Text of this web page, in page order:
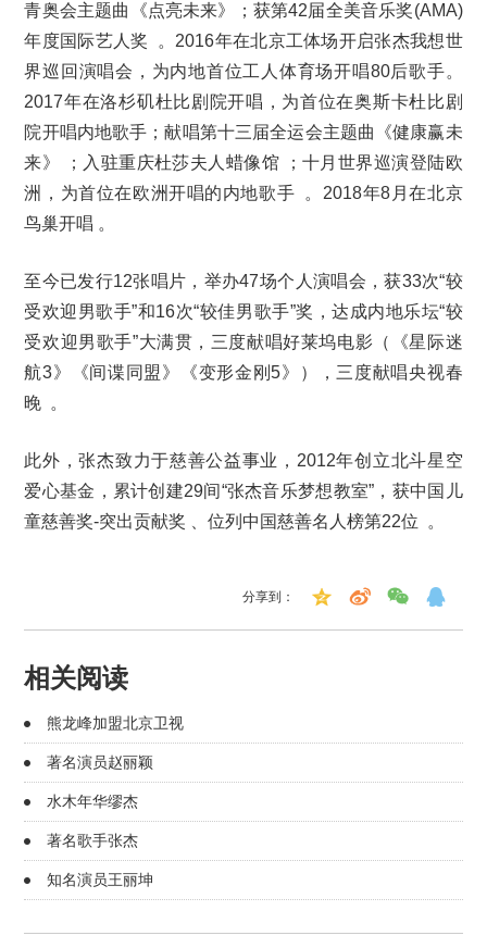
青奥会主题曲《点亮未来》；获第42届全美音乐奖(AMA)
年度国际艺人奖 。2016年在北京工体场开启张杰我想世
界巡回演唱会，为内地首位工人体育场开唱80后歌手。
2017年在洛杉矶杜比剧院开唱，为首位在奥斯卡杜比剧
院开唱内地歌手；献唱第十三届全运会主题曲《健康赢未
来》 ；入驻重庆杜莎夫人蜡像馆 ；十月世界巡演登陆欧
洲，为首位在欧洲开唱的内地歌手 。2018年8月在北京
鸟巢开唱 。
至今已发行12张唱片，举办47场个人演唱会，获33次“较
受欢迎男歌手”和16次“较佳男歌手”奖，达成内地乐坛“较
受欢迎男歌手”大满贯，三度献唱好莱坞电影（《星际迷
航3》《间谍同盟》《变形金刚5》），三度献唱央视春
晚 。
此外，张杰致力于慈善公益事业，2012年创立北斗星空
爱心基金，累计创建29间“张杰音乐梦想教室”，获中国儿
童慈善奖-突出贡献奖 、位列中国慈善名人榜第22位 。
分享到：
相关阅读
熊龙峰加盟北京卫视
著名演员赵丽颖
水木年华缪杰
著名歌手张杰
知名演员王丽坤